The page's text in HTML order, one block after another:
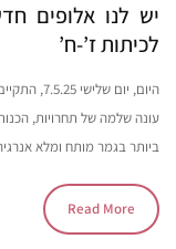
לכיתות ז’-ח’
עונה שלמה של תחרויות,
ביותר בגמר מותח ומלא
Read More